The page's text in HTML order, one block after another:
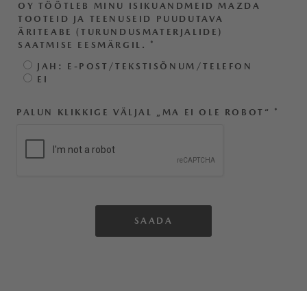
OY TÖÖTLEB MINU ISIKUANDMEID MAZDA
TOOTEID JA TEENUSEID PUUDUTAVA
ÄRITEABE (TURUNDUSMATERJALIDE)
SAATMISE EESMÄRGIL. *
JAH: E-POST/TEKSTISÕNUM/TELEFON
EI
PALUN KLIKKIGE VÄLJAL „MA EI OLE ROBOT“ *